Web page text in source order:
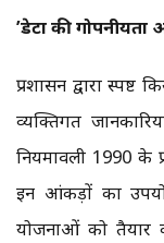
’डेटा की गोपनीयता
प्रशासन द्वारा स्पष्ट
व्यक्तिगत
नियमावली 1990 के
इन आंकड़ों का
योजनाओं को तैयार